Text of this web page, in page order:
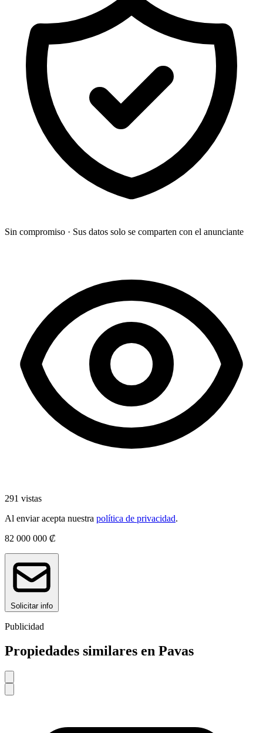
Sin compromiso · Sus datos solo se comparten con el anunciante
291 vistas
Al enviar acepta nuestra política de privacidad.
82 000 000 ₡
Solicitar info
Publicidad
Propiedades similares en Pavas